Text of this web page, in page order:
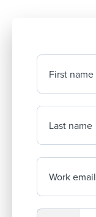
First name
Last name
Work email